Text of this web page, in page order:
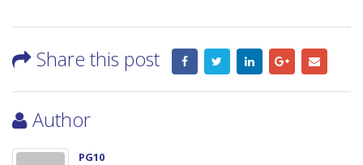
Share this post
Author
PG10